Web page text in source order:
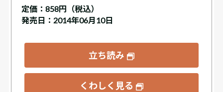
定価： 858円（税込）
発売日：2014年06月10日
立ち読み
くわしく見る